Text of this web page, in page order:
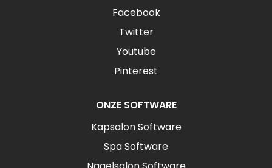
Facebook
Twitter
Youtube
Pinterest
ONZE SOFTWARE
Kapsalon Software
Spa Software